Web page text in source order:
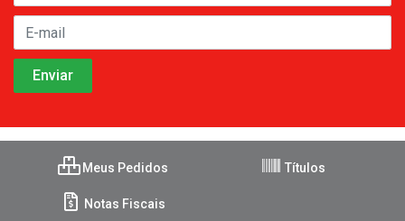
Meus Pedidos Títulos
Notas Fiscais